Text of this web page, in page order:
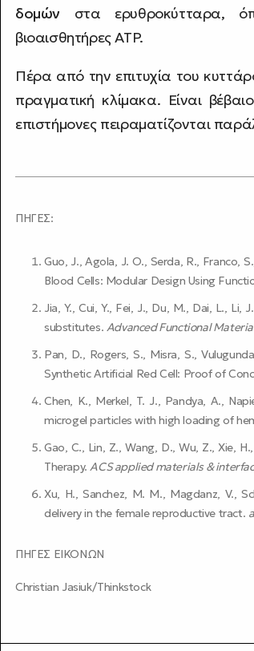
δομών στα ερυθροκύτταρα,
βιοαισθητήρες ATP.
Πέρα από την επιτυχία του
πραγματική κλίμακα. Είναι
επιστήμονες πειραματίζονται
ΠΗΓΕΣ:
Guo, J., Agola, J. O., Serda, R., Franco,
Blood Cells: Modular Design Using
Jia, Y., Cui, Y., Fei, J., Du, M., Dai, L.,
substitutes. Advanced Functional
Pan, D., Rogers, S., Misra, S.,
Synthetic Artificial Red Cell: Proof of
Chen, K., Merkel, T. J., Pandya, A.,
microgel particles with high loading of
Gao, C., Lin, Z., Wang, D., Wu, Z., Xie,
Therapy.ACS applied materials &
Xu, H., Sanchez, M. M., Magdanz, V.,
delivery in the female reproductive tract.
ΠΗΓΕΣ ΕΙΚΟΝΩΝ
Christian Jasiuk/Thinkstock